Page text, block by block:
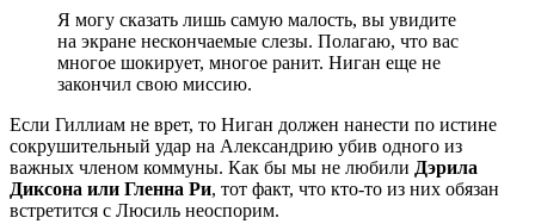
Я могу сказать лишь самую малость, вы увидите
на экране нескончаемые слезы. Полагаю, что вас
многое шокирует, многое ранит. Ниган еще не
закончил свою миссию.
Если Гиллиам не врет, то Ниган должен нанести по истине
сокрушительный удар на Александрию убив одного из
важных членом коммуны. Как бы мы не любили Дэрила
Диксона или Гленна Ри, тот факт, что кто-то из них обязан
встретится с Люсиль неоспорим.